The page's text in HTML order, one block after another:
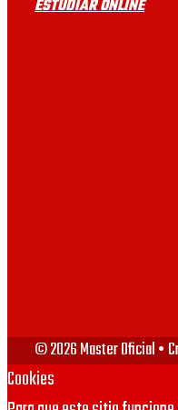
ESTUDIAR ONLINE
© 2026 Master Oficial•
Cookies